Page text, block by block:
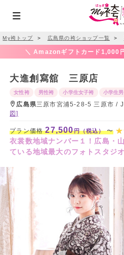
My袴トップ ＞ 広島県の袴ショップ一覧 ＞
＼ Amazonギフトカード1,000
大進創寫舘 三原店
女性袴 男性袴 小学生女子袴 小学生
広島県三原市宮浦5-28-5 三原市 /
図]
プラン価格27,500円（税込）〜
衣裳数地域ナンバー１！広島・
ている地域最大のフォトスタジオ